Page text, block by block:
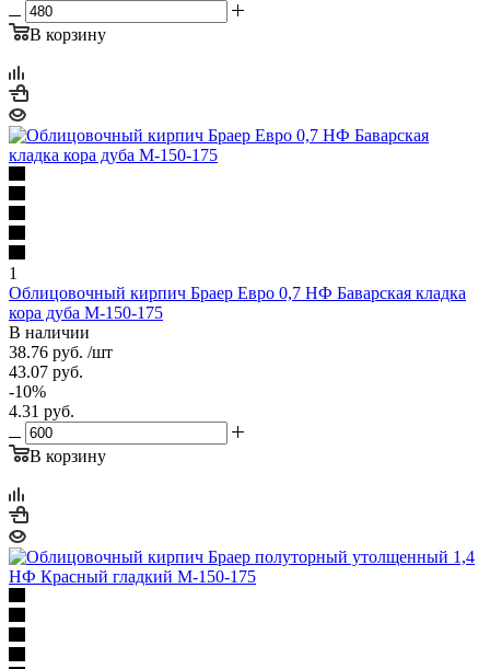
В корзину
1
Облицовочный кирпич Браер Евро 0,7 НФ Баварская кладка
кора дуба М-150-175
В наличии
38.76 руб. /шт
43.07 руб.
-10%
4.31 руб.
В корзину